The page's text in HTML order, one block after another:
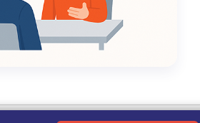
Kebijakan Privasi|Tentang Kami|